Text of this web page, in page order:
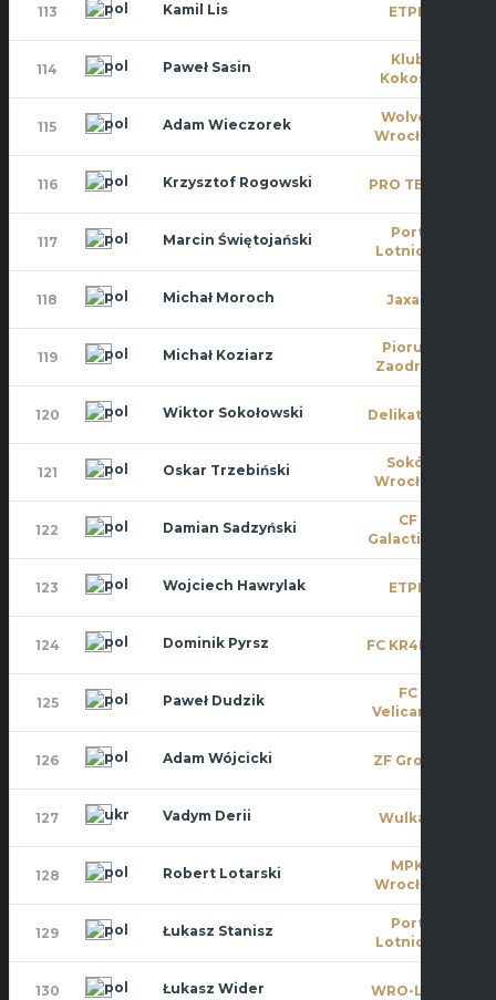
113 Kamil Lis ETPK
114 Paweł Sasin
Klub
Kokosa
115 Adam Wieczorek
Wolves
Wrocław
116 Krzysztof Rogowski PRO TEAM
117 Marcin Świętojański
Port
Lotniczy
118 Michał Moroch Jaxan
119 Michał Koziarz
Piorun
Zaodrze
120 Wiktor Sokołowski Delikatesy
121 Oskar Trzebiński
Sokół
Wrocław
122 Damian Sadzyński
CF
Galacticos
123 Wojciech Hawrylak ETPK
124 Dominik Pyrsz FC KR4KEN
125 Paweł Dudzik
FC
Velicante
126 Adam Wójcicki ZF Group
127 Vadym Derii Wulkan
128 Robert Lotarski
MPK
Wrocław
129 Łukasz Stanisz
Port
Lotniczy
130 Łukasz Wider WRO-LOT